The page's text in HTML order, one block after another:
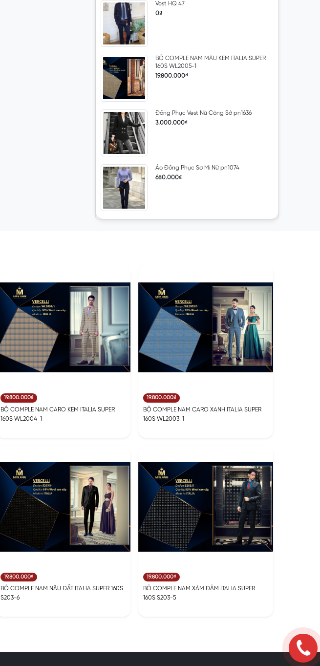
Vest HQ 47
0₫
BỘ COMPLE NAM MÀU KEM ITALIA SUPER
160S WL2005-1
19.800.000₫
Đồng Phục Vest Nữ Công Sở pn1636
3.000.000₫
Áo Đồng Phục Sơ Mi Nữ pn1074
680.000₫
19.800.000₫
BỘ COMPLE NAM CARO KEM ITALIA SUPER
160S WL2004-1
19.800.000₫
BỘ COMPLE NAM CARO XANH ITALIA SUPER
160S WL2003-1
19.800.000₫
BỘ COMPLE NAM NÂU ĐẤT ITALIA SUPER 160S
S203-6
19.800.000₫
BỘ COMPLE NAM XÁM ĐẬM ITALIA SUPER
160S S203-5